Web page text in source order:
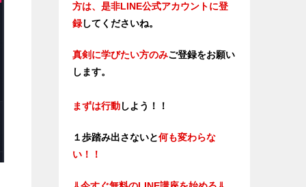
方は、是非LINE公式アカウントに登
録してくださいね。
真剣に学びたい方のみご登録をお願い
します。
まずは行動しよう！！
１歩踏み出さないと何も変わらな
い！！